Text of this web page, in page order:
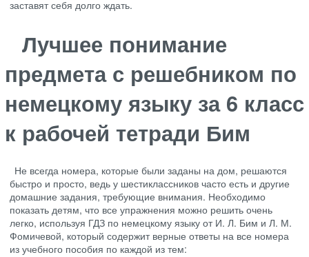
заставят себя долго ждать.
Лучшее понимание
предмета с решебником по
немецкому языку за 6 класс
к рабочей тетради Бим
Не всегда номера, которые были заданы на дом, решаются
быстро и просто, ведь у шестиклассников часто есть и другие
домашние задания, требующие внимания. Необходимо
показать детям, что все упражнения можно решить очень
легко, используя ГДЗ по немецкому языку от И. Л. Бим и Л. М.
Фомичевой, который содержит верные ответы на все номера
из учебного пособия по каждой из тем: